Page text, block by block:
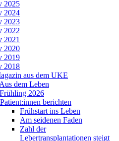
2025
2024
2023
2022
2021
2020
2019
2018
aus dem UKE
dem Leben
2026
Patient:innen berichten
Frühstart ins Leben
Am seidenen Faden
Zahl der
Lebertransplantationen steigt